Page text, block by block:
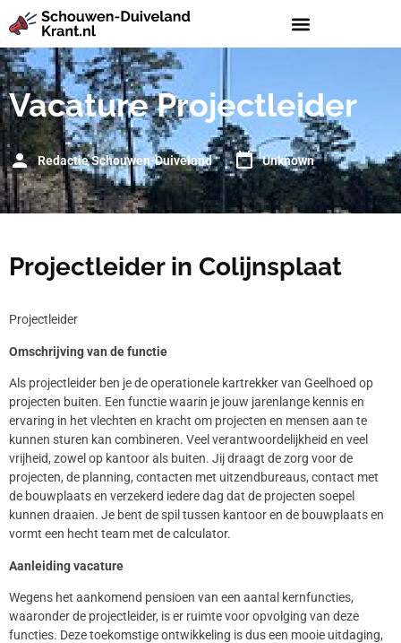
Vacature Projectleider
Redactie Schouwen-Duiveland Unknown
Projectleider in Colijnsplaat
Projectleider
Omschrijving van de functie
Als projectleider ben je de operationele kartrekker van Geelhoed op
projecten buiten. Een functie waarin je jouw jarenlange kennis en
ervaring in het vlechten en kracht om projecten en mensen aan te
kunnen sturen kan combineren. Veel verantwoordelijkheid en veel
vrijheid, zowel op kantoor als buiten. Jij draagt de zorg voor de
projecten, de planning, contacten met uitzendbureaus, contact met
de bouwplaats en verzekerd iedere dag dat de projecten soepel
kunnen draaien. Je bent de spil tussen kantoor en de bouwplaats en
vormt een hecht team met de calculator.
Aanleiding vacature
Wegens het aankomend pensioen van een aantal kernfuncties,
waaronder de projectleider, is er ruimte voor opvolging van deze
functies. Deze toekomstige ontwikkeling is dus een mooie uitdaging,